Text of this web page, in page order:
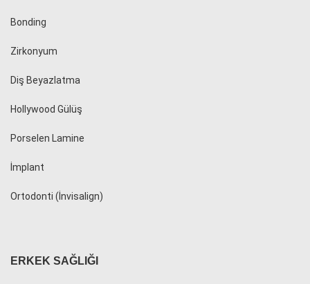
Bonding
Zirkonyum
Diş Beyazlatma
Hollywood Gülüş
Porselen Lamine
İmplant
Ortodonti (İnvisalign)
ERKEK SAĞLIĞI